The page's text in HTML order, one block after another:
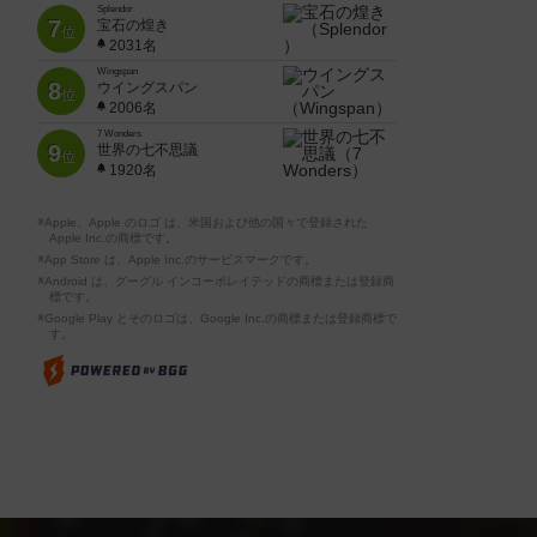
7位
Splendor
宝石の煌き
2031名
8位
Wingspan
ウイングスパン
2006名
9位
7 Wonders
世界の七不思議
1920名
※Apple、Apple のロゴ は、米国および他の国々で登録された
Apple Inc.の商標です。
※App Store は、Apple Inc.のサービスマークです。
※Android は、グーグル インコーポレイテッドの商標または登録商
標です。
※Google Play とそのロゴは、Google Inc.の商標または登録商標で
す。